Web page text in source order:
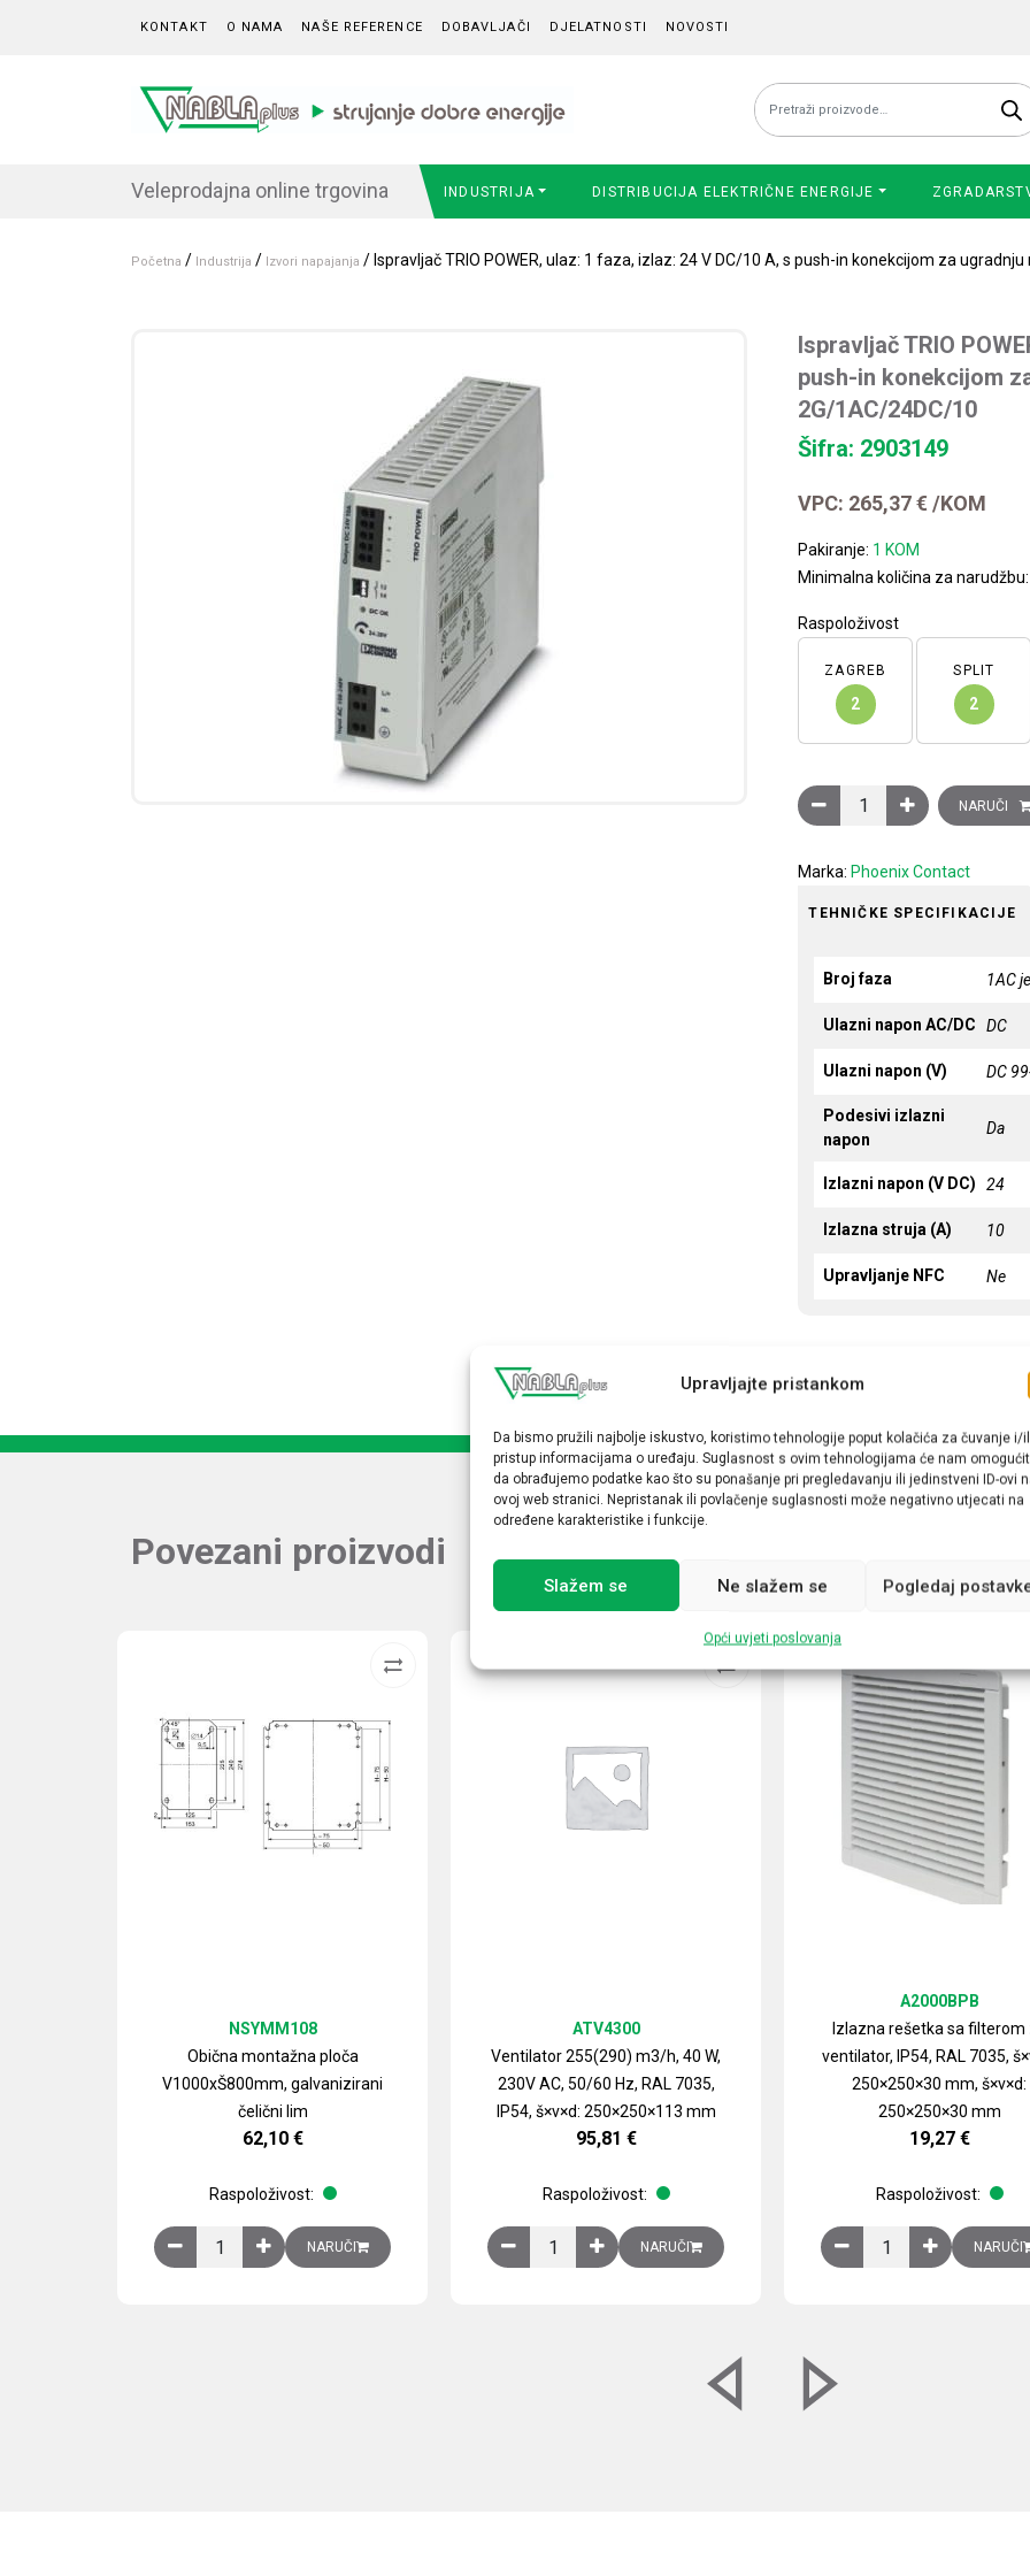
Upravljajte pristankom
Da bismo pružili najbolje iskustvo, koristimo tehnologije poput kolačića za čuvanje i/
pristup informacijama o uređaju. Suglasnost s ovim tehnologijama će nam
da obrađujemo podatke kao što su ponašanje pri pregledavanju ili jedinstveni ID-ovi
ovoj web stranici. Nepristanak ili povlačenje suglasnosti može negativno utjecati na
određene karakteristike i funkcije.
Slažem se Ne slažem se Pogledaj
Opći uvjeti poslovanja
KONTAKT O NAMA NAŠE REFERENCE DOBAVLJAČI DJELATNOSTI NOVOSTI
Pretraži:
Veleprodajna online trgovina INDUSTRIJA DISTRIBUCIJA ELEKTRIČNE ENERGIJE
Početna / Industrija / Izvori napajanja / Ispravljač TRIO POWER, ulaz: 1 faza, izlaz: 24 V DC/10 A, s push-in konekcijom za
Ispravljač TRIO
push-in konekcijom
2G/1AC/24DC/10
Šifra: 2903149
VPC: 265,37€ /KOM
Pakiranje: 1 KOM
Minimalna količina za narudžbu:
Raspoloživost
ZAGREB
2
SPLIT
2
Ispravljač TRIO NARUČI
Marka: Phoenix Contact
TEHNIČKE SPECIFIKACIJE
Broj faza 1AC
Ulazni napon AC/DC DC
Ulazni napon (V) DC
Podesivi izlazni
napon
Da
Izlazni napon (V DC) 24
Izlazna struja (A) 10
Upravljanje NFC Ne
Povezani proizvodi
Obična montažna ploča
V1000xŠ800mm, galvanizirani
čelični lim
NSYMM108
62,10 €
Raspoloživost:
Obična montažna ploča V1000xŠ800mm, galvanizirani čelični lim količina
NARUČI
Ventilator 255(290) m3/h, 40 W,
230V AC, 50/60 Hz, RAL 7035,
IP54, š×v×d: 250×250×113 mm
ATV4300
95,81 €
Raspoloživost:
Ventilator 255(290) m3/h, 40 W, 230V AC, 50/60 Hz, RAL 7035,
NARUČI
Izlazna rešetka sa filterom
ventilator, IP54, RAL 7035,
250×250×30 mm, š×v×d:
250×250×30 mm
A2000BPB
19,27 €
Raspoloživost:
Izlazna rešetka saNARUČI